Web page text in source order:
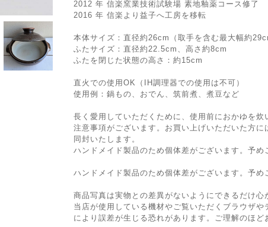
2012 年 信楽窯業技術試験場 素地釉薬コース修了
2016 年 信楽より益子へ工房を移転
本体サイズ：直径約26cm（取手を含む最大幅約
ふたサイズ：直径約22.5cm、高さ約8cm
ふたを閉じた状態の高さ：約15cm
直火での使用OK（IH調理器での使用は不可）
使用例：鍋もの、おでん、筑前煮、煮豆など
長く愛用していただくために、使用前におかゆを炊
注意事項がございます。お買い上げいただいた方に
同封いたします。
ハンドメイド製品のため個体差がございます。予め
ハンドメイド製品のため個体差がございます。予め
商品写真は実物との差異がないようにできるだけ心
当店が使用している機材やご覧いただくブラウザや
により誤差が生じる恐れがあります。ご理解のほど